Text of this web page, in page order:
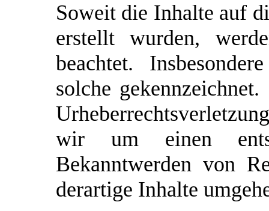
Soweit die Inhalte auf
erstellt wurden,
beachtet.
solche
wir um einen
Bekanntwerden von
derartige Inhalte